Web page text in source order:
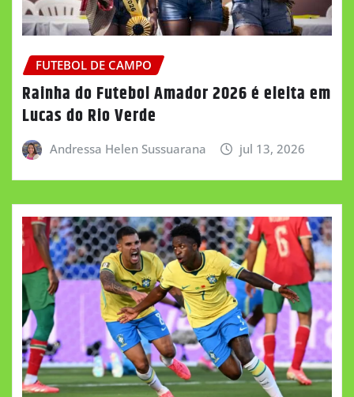
FUTEBOL DE CAMPO
Rainha do Futebol Amador 2026 é eleita em
Lucas do Rio Verde
Andressa Helen Sussuarana jul 13, 2026